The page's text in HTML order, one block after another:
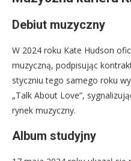
Debiut muzyczny
W 2024 roku Kate Hudson
muzyczną, podpisując
styczniu tego samego roku
„Talk About Love”,
rynek muzyczny.
Album studyjny